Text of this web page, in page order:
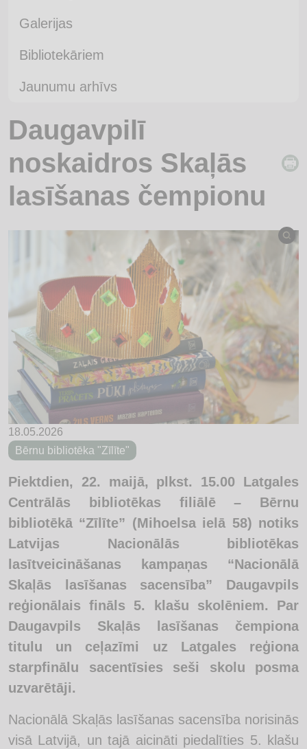
Galerijas
Bibliotekāriem
Jaunumu arhīvs
Daugavpilī
noskaidros Skaļās
lasīšanas čempionu
18.05.2026
Bērnu bibliotēka "Zīlīte"
Piektdien, 22. maijā, plkst. 15.00 Latgales
Centrālās bibliotēkas filiālē – Bērnu
bibliotēkā “Zīlīte” (Mihoelsa ielā 58) notiks
Latvijas Nacionālās bibliotēkas
lasītveicināšanas kampaņas “Nacionālā
Skaļās lasīšanas sacensība” Daugavpils
reģionālais fināls 5. klašu skolēniem. Par
Daugavpils Skaļās lasīšanas čempiona
titulu un ceļazīmi uz Latgales reģiona
starpfinālu sacentīsies seši skolu posma
uzvarētāji.
Nacionālā Skaļās lasīšanas sacensība norisinās
visā Latvijā, un tajā aicināti piedalīties 5. klašu